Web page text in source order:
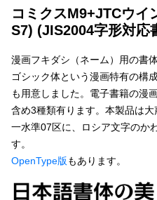
マイページ
お気に入り
ご利用ガイド
よくあるご質問
お問い合わせ
教科書体
江戸文字
すべ
コミクスM9+JTCウイ
S7) (JIS2004字形対応
漫画フキダシ（ネーム）用の書
ゴシック体という漫画特有の構
も用意しました。電子書籍の漫
含め3種類有ります。本製品は
一水準07区に、ロシア文字のか
す。
OpenType版もあります。